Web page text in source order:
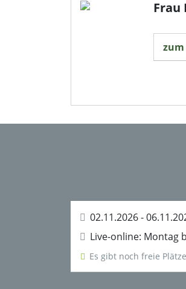
Frau
02.11.2026 -
Live-online: Montag
Es gibt noch freie